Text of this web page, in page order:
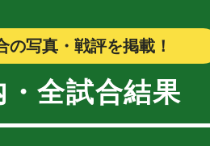
の写真・戦評を掲載！
・全試合結果